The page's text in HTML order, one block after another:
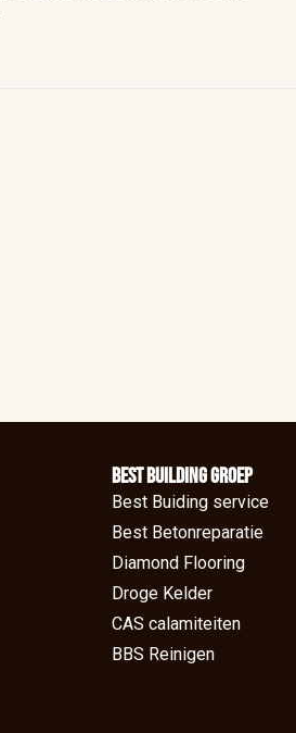
BEst Building groep
Best Buiding service
Best Betonreparatie
Diamond Flooring
Droge Kelder
CAS calamiteiten
BBS Reinigen